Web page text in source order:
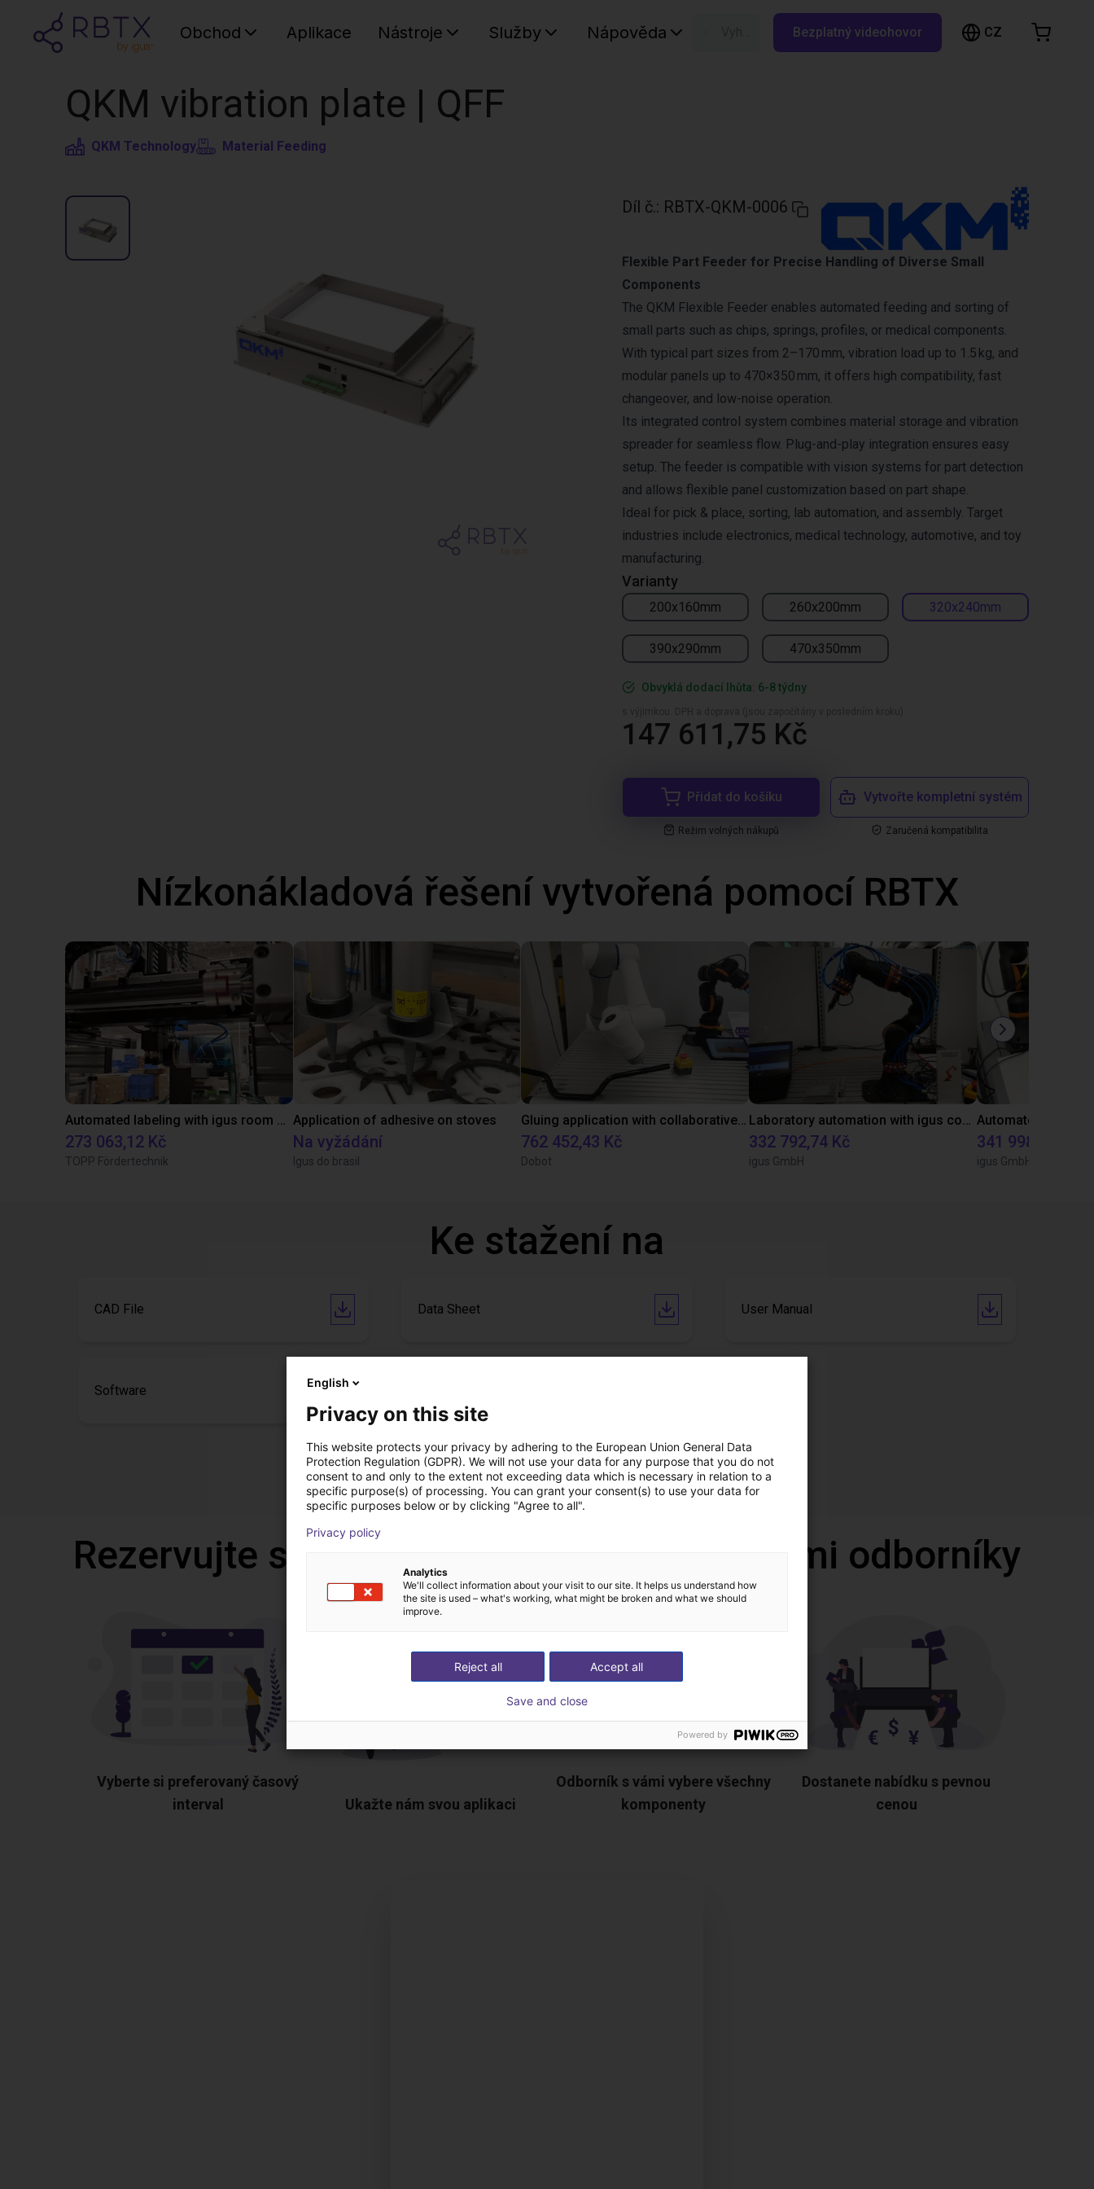
Obchod Aplikace Nástroje Služby Nápověda Bezplatný videohovor CZ
QKM vibration plate | QFF
QKM Technology Material Feeding
Díl č.: RBTX-QKM-0006
Varianty
200x160mm 260x200mm 320x240mm
390x290mm 470x350mm
Flexible Part Feeder for Precise Handling of Diverse Small
Components
The QKM Flexible Feeder enables automated feeding and sorting of
small parts such as chips, springs, profiles, or medical components.
With typical part sizes from 2–170 mm, vibration load up to 1.5 kg, and
modular panels up to 470×350 mm, it offers high compatibility, fast
changeover, and low-noise operation.
Its integrated control system combines material storage and vibration
spreader for seamless flow. Plug-and-play integration ensures easy
setup. The feeder is compatible with vision systems for part detection
and allows flexible panel customization based on part shape.
Ideal for pick & place, sorting, lab automation, and assembly. Target
industries include electronics, medical technology, automotive, and toy
manufacturing.
Obvyklá dodací lhůta: 6-8 týdny
147 611,75 Kč
Přidat do košíku
Režim volných nákupů
Vytvořte kompletní systém
Zaručená kompatibilita
Nízkonákladová řešení vytvořená pomocí RBTX
Automated labeling with igus room gantry and a cab label printer
273 063,12 Kč
TOPP Fördertechnik
Application of adhesive on stoves
Na vyžádání
Igus do brasil
Gluing application with collaborative robot
762 452,43 Kč
Dobot
Laboratory automation with igus cobot ReBeL 6DOF
332 792,74 Kč
igus GmbH
341 998,72 Kč
igus GmbH
Ke stažení na
CAD File Data Sheet User Manual
Software
Stáhnout všechno
Rezervujte si bezplatný videohovor s našimi odborníky
Vyberte si preferovaný časový
interval
Ukažte nám svou aplikaci
Odborník s vámi vybere všechny
komponenty
Dostanete nabídku s pevnou
cenou
nákupní košík
English
Privacy on this site
This website protects your privacy by adhering to the European Union General Data
Protection Regulation (GDPR). We will not use your data for any purpose that you do not
consent to and only to the extent not exceeding data which is necessary in relation to a
specific purpose(s) of processing. You can grant your consent(s) to use your data for
specific purposes below or by clicking "Agree to all".
Privacy policy
Analytics
We'll collect information about your visit to our site. It helps us understand how
the site is used – what's working, what might be broken and what we should
improve.
Accept all
Reject all
Save and close
Powered by